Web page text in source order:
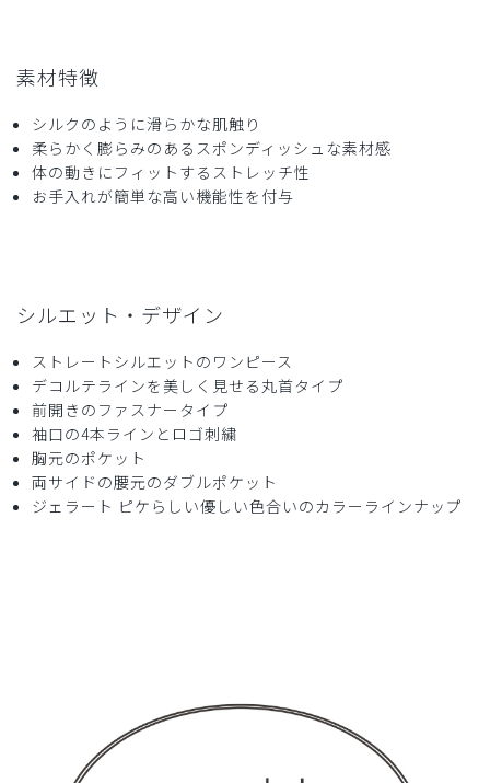
少し丈が長かったけど
生地も柔らかく、着やすいです！
商品： 633ジェラート ピケ&クラシコ 白衣:フォーライ
ンスリーブワンピース/ミント/M
役に立った 0
襟なしのナース服を探していて、とても可愛いのをみつけて
購入しました。
着心地も良く、気に入っています。
素材特徴
シルクのように滑らかな肌触り
柔らかく膨らみのあるスポンディッシュな素材感
体の動きにフィットするストレッチ性
お手入れが簡単な高い機能性を付与
シルエット・デザイン
ストレートシルエットのワンピース
デコルテラインを美しく見せる丸首タイプ
前開きのファスナータイプ
袖口の4本ラインとロゴ刺繍
胸元のポケット
両サイドの腰元のダブルポケット
ジェラート ピケらしい優しい色合いのカラーラインナップ